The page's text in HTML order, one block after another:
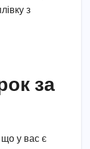
з
за
у вас є